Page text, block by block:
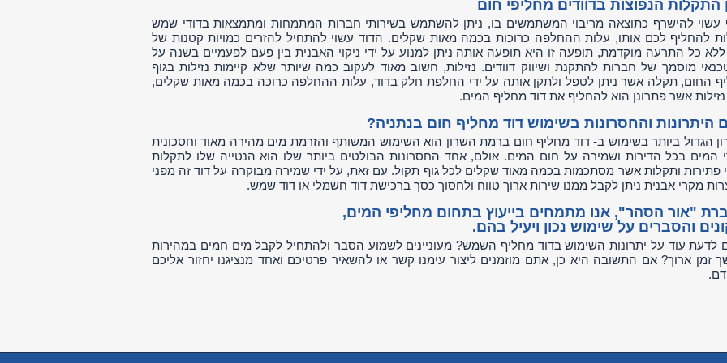
התקלות הנפוצות בדוודים מחליפי חום
עשוי להישרף כתוצאה מריבוי המשתמשים בו, ניתן להשתמש בשירותי חברות המתמחות ומתמצאות בדודי שמש
להחליף לכם אותו, עלות ההחלפה כרוכות בכמה מאות שקלים. הדוד עשוי להתחיל להזרים כמויות קטנות של
כל התרעה מוקדמת, תופעה זו היא תופעה אותה ניתן למנוע על ידי ניקוי האבנית בין פעם לפעמיים בשנה על
מוסמך של חברות להתקנת ושיווק דוודים. נזילות, חשוב מאוד לעקוב כמה שיותר שלא קיימות נזילות בגוף
החום, תקלה אשר ניתן לטפל ולתקן אותה על ידי החלפת חלק בדוד, עלות ההחלפה כרוכה בכמה מאות שקלים,
נזילות אשר פתרונן הוא להחליף את דוד מחליף המים.
היתרונות והחסרונות בשימוש דוד מחליף חום בנתניה?
הגדול ביותר בשימוש ב- דוד מחליף חום ברמת השרון הוא השימוש המשותף והזרמת מים מהירה מאוד וחסכונית
המים בכל הדירות ושמירה על חום המים. אולם, אחד החסרונות הבולטים ביותר שלו הוא הנטייה שלו לתקלות
פתירות ותקלות אשר מסתכמות בכמה מאוד שקלים לכל גוף תקול. עם זאת, על ידי שמירה מבוקרה על דוד זה מפני
מקרי אבנית ניתן לקבל ממנו שירות ארוך טווח ולחסוך כסך ברכישת דוד חשמלי או דוד שמש.
"אור הסהר", אנו מתמחים בייעוץ בתחום מחליפי המים,
והסברים על שימוש נכון ויעיל בהם.
לדעת עוד על יתרונות השימוש בדוד מחליף השמש? מעוניינים לשמוע הסבר ולהתחיל לקבל מים חמים במהירות
זמן ארוך? אם התשובה היא כן, אתם מוזמנים ליצור עימנו קשר או להשאיר פרטיכם ואחד מנציגנו יחזור אליכם